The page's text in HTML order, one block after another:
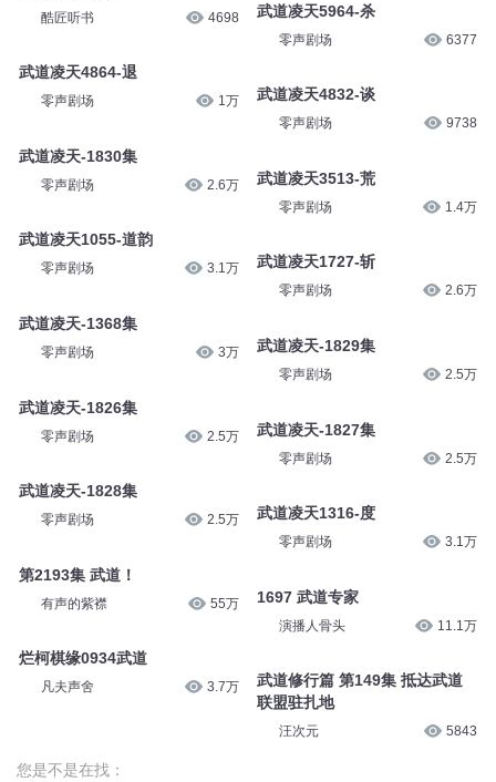
酷匠听书 4698
武道凌天4864-退
零声剧场 1万
武道凌天-1830集
零声剧场 2.6万
武道凌天1055-道韵
零声剧场 3.1万
武道凌天-1368集
零声剧场 3万
武道凌天-1826集
零声剧场 2.5万
武道凌天-1828集
零声剧场 2.5万
第2193集 武道！
有声的紫襟 55万
烂柯棋缘0934武道
凡夫声舍 3.7万
武道凌天5964-杀
零声剧场 6377
武道凌天4832-谈
零声剧场 9738
武道凌天3513-荒
零声剧场 1.4万
武道凌天1727-斩
零声剧场 2.6万
武道凌天-1829集
零声剧场 2.5万
武道凌天-1827集
零声剧场 2.5万
武道凌天1316-度
零声剧场 3.1万
1697 武道专家
演播人骨头 11.1万
武道修行篇 第149集 抵达武道
联盟驻扎地
汪次元 5843
您是不是在找：